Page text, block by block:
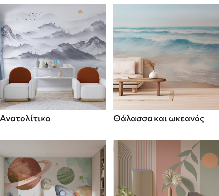
Ανατολίτικο Θάλασσα και ωκεανός